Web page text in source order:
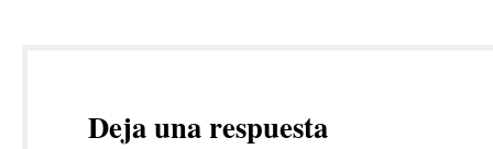
Deja una respuesta